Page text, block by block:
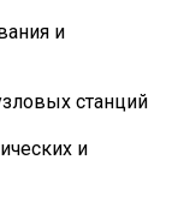
и
станций
и